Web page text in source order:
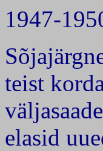
1947-
teist
elasid